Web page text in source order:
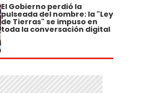
El Gobierno perdió la
pulseada del nombre: la "Ley
de Tierras" se impuso en
toda la conversación digital